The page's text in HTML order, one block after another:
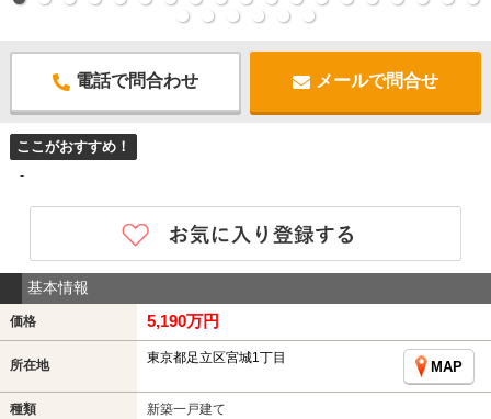
電話で問合わせ メールで問合せ
ここがおすすめ！
-
基本情報
価格 5,190万円
所在地 東京都足立区宮城1丁目
MAP
種類 新築一戸建て